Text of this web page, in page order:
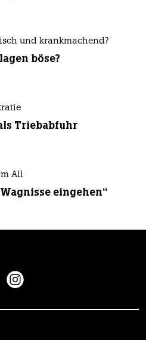
und krankmachend?
böse?
Triebabfuhr
All
eingehen“